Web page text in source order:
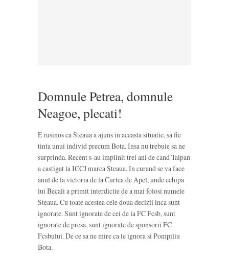
Domnule Petrea, domnule
Neagoe, plecati!
E rusinos ca Steaua a ajuns in aceasta situatie, sa fie
tinta unui individ precum Bota. Insa nu trebuie sa ne
surprinda. Recent s-au implinit trei ani de cand Talpan
a castigat la ICCJ marca Steaua. In curand se va face
anul de la victoria de la Curtea de Apel, unde echipa
lui Becali a primit interdictie de a mai folosi numele
Steaua. Cu toate acestea cele doua decizii inca sunt
ignorate. Sunt ignorate de cei de la FC Fcsb, sunt
ignorate de presa, sunt ignorate de sponsorii FC
Fcsbului. De ce sa ne mire ca le ignora si Pompiliu
Bota.